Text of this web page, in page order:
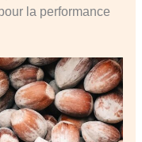
la performance